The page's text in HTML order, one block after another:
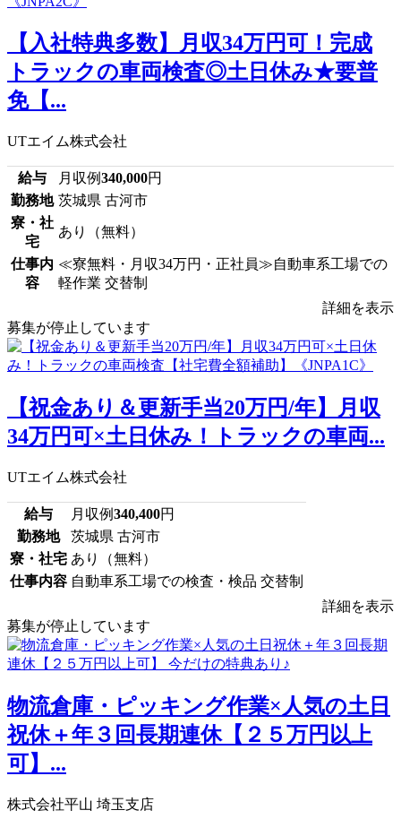
【入社特典多数】月収34万円可！完成
トラックの車両検査◎土日休み★要普
免【...
UTエイム株式会社
給与 月収例340,000円
勤務地 茨城県 古河市
寮・社
宅
あり（無料）
仕事内
容
≪寮無料・月収34万円・正社員≫自動車系工場での
軽作業 交替制
詳細を表示
募集が停止しています
【祝金あり＆更新手当20万円/年】月収
34万円可×土日休み！トラックの車両...
UTエイム株式会社
給与 月収例340,400円
勤務地
茨城県 古河市
寮・社宅 あり（無料）
仕事内容 自動車系工場での検査・検品 交替制
詳細を表示
募集が停止しています
物流倉庫・ピッキング作業×人気の土日
祝休＋年３回長期連休【２５万円以上
可】...
株式会社平山 埼玉支店